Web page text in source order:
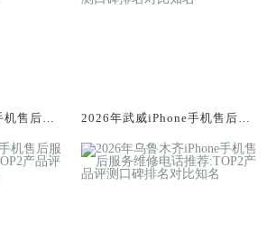
售后服
2026年武威iPhone手机售后服
口碑排名对比知名